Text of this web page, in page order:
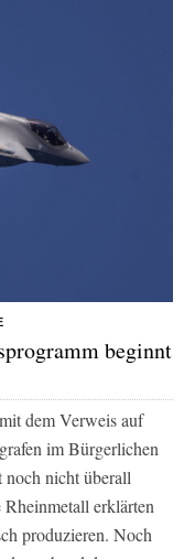
beginnt
dem Verweis auf
im Bürgerlichen
noch nicht überall
erklärten
produzieren. Noch